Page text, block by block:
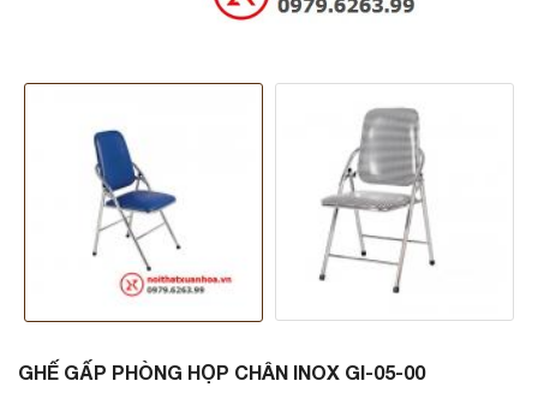
GHẾ GẤP PHÒNG HỌP CHÂN INOX GI-05-00